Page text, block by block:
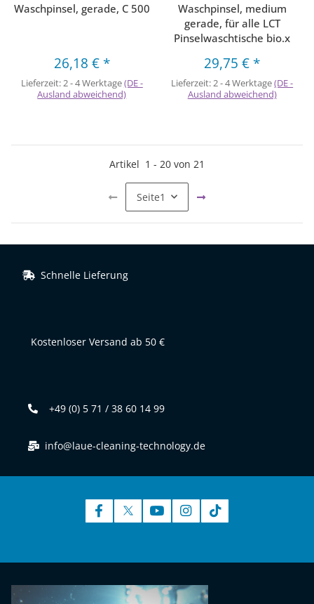
Waschpinsel, gerade, C 500
26,18 € *
Lieferzeit: 2 - 4 Werktage(DE -
Ausland abweichend)
Waschpinsel, medium
gerade, für alle LCT
Pinselwaschtische bio.x
29,75 € *
Lieferzeit: 2 - 4 Werktage(DE -
Ausland abweichend)
Artikel 1 - 20 von 21
Seite1
Schnelle Lieferung
Kostenloser Versand ab 50 €
+49 (0) 5 71 / 38 60 14 99
info@laue-cleaning-technology.de